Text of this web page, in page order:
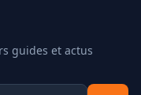
guides et actus